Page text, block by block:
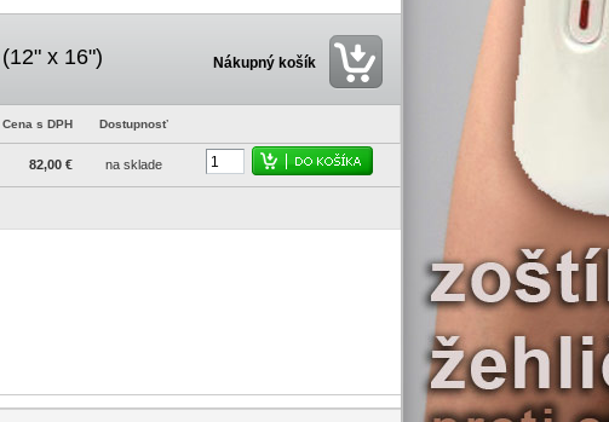
x 16") Nákupný košík
Cena s DPH Dostupnosť
82,00 € na sklade